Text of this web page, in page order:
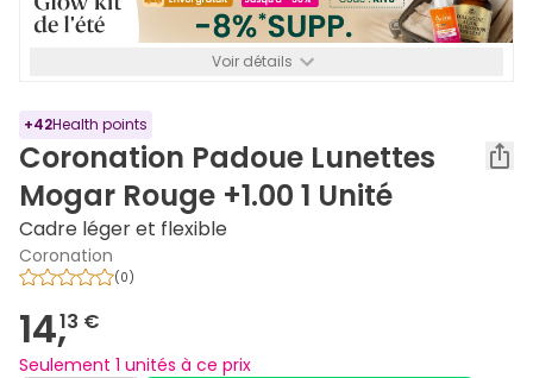
Voir détails
+42Health points
Coronation Padoue Lunettes
Mogar Rouge +1.00 1 Unité
Cadre léger et flexible
Coronation
(0)
14,13 €
Seulement 1 unités à ce prix